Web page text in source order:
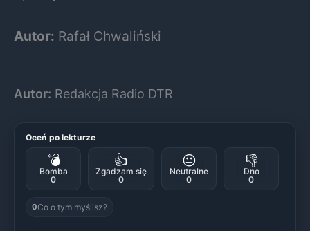
Autor: Rafał Chwaliński
Autor: Redakcja Radio DTR
Oceń po lekturze
💣
Bomba
0
👍
Zgadzam się
0
😐
Neutralne
0
👎
Dno
0
0Co o tym myślisz?